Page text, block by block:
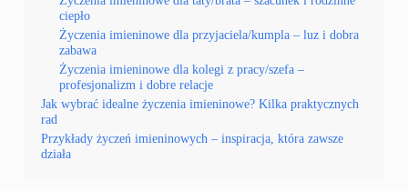
ciepło
Życzenia imieninowe dla przyjaciela/kumpla – luz i dobra
zabawa
Życzenia imieninowe dla kolegi z pracy/szefa –
profesjonalizm i dobre relacje
Jak wybrać idealne życzenia imieninowe? Kilka praktycznych
rad
Przykłady życzeń imieninowych – inspiracja, która zawsze
działa